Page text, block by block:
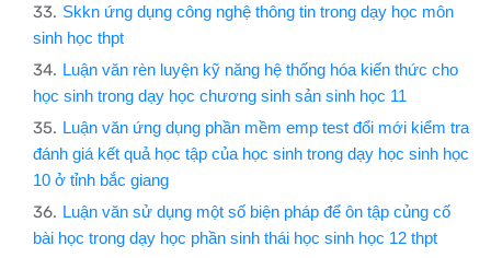
Skkn ứng dụng công nghệ thông tin trong dạy học môn
sinh học thpt
Luận văn rèn luyện kỹ năng hệ thống hóa kiến thức cho
học sinh trong dạy học chương sinh sản sinh học 11
Luận văn ứng dụng phần mềm emp test đổi mới kiểm tra
đánh giá kết quả học tập của học sinh trong dạy học sinh học
10 ở tỉnh bắc giang
Luận văn sử dụng một số biện pháp để ôn tập củng cố
bài học trong dạy học phần sinh thái học sinh học 12 thpt